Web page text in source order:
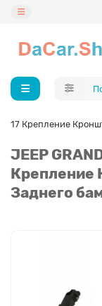
17 Крепление
JEEP
Крепление
Заднего